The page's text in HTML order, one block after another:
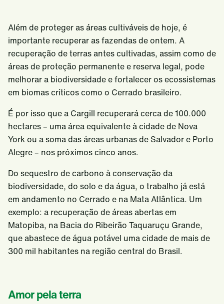
Além de proteger as áreas cultiváveis de hoje, é
importante recuperar as fazendas de ontem. A
recuperação de terras antes cultivadas, assim como de
áreas de proteção permanente e reserva legal, pode
melhorar a biodiversidade e fortalecer os ecossistemas
em biomas críticos como o Cerrado brasileiro.
É por isso que a Cargill recuperará cerca de 100.000
hectares – uma área equivalente à cidade de Nova
York ou a soma das áreas urbanas de Salvador e Porto
Alegre – nos próximos cinco anos.
Do sequestro de carbono à conservação da
biodiversidade, do solo e da água, o trabalho já está
em andamento no Cerrado e na Mata Atlântica. Um
exemplo: a recuperação de áreas abertas em
Matopiba, na Bacia do Ribeirão Taquaruçu Grande,
que abastece de água potável uma cidade de mais de
300 mil habitantes na região central do Brasil.
Amor pela terra